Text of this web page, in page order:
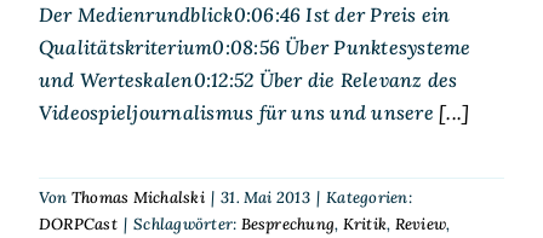
Der Medienrundblick0:06:46 Ist der Preis ein
Qualitätskriterium0:08:56 Über Punktesysteme
und Werteskalen0:12:52 Über die Relevanz des
Videospieljournalismus für uns und unsere [...]
Von Thomas Michalski | 31. Mai 2013 | Kategorien:
DORPCast | Schlagwörter: Besprechung, Kritik, Review,